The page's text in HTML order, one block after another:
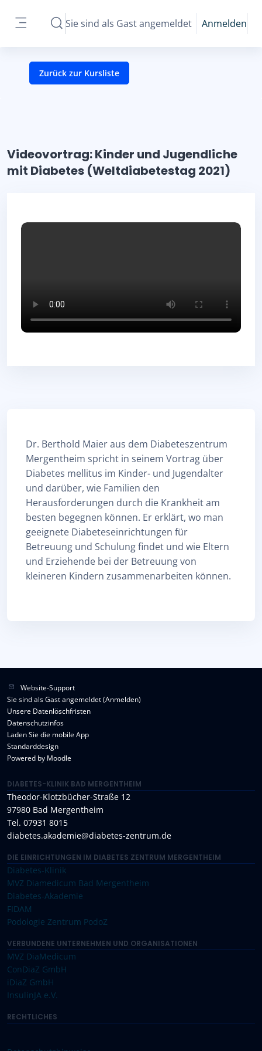
Website-Übersicht
Sucheingabe umschalten
Sie sind als Gast angemeldet Anmelden
Zurück zur Kursliste
Videovortrag: Kinder und Jugendliche
mit Diabetes (Weltdiabetestag 2021)
Dr. Berthold Maier aus dem Diabeteszentrum
Mergentheim spricht in seinem Vortrag über
Diabetes mellitus im Kinder- und Jugendalter
und darüber, wie Familien den
Herausforderungen durch die Krankheit am
besten begegnen können. Er erklärt, wo man
geeignete Diabeteseinrichtungen für
Betreuung und Schulung findet und wie Eltern
und Erziehende bei der Betreuung von
kleineren Kindern zusammenarbeiten können.
Website-Support
Sie sind als Gast angemeldet (Anmelden)
Unsere Datenlöschfristen
Datenschutzinfos
Laden Sie die mobile App
Standarddesign
Powered by Moodle
DIABETES-KLINIK BAD MERGENTHEIM
Theodor-Klotzbücher-Straße 12
97980 Bad Mergentheim
Tel. 07931 8015
diabetes.akademie@diabetes-zentrum.de
DIE EINRICHTUNGEN IM DIABETES ZENTRUM MERGENTHEIM
Diabetes-Klinik
MVZ Diamedicum Bad Mergentheim
Diabetes-Akademie
FIDAM
Podologie Zentrum PodoZ
VERBUNDENE UNTERNEHMEN UND ORGANISATIONEN
MVZ DiaMedicum
ConDiaZ GmbH
iDiaZ GmbH
InsulinJA e.V.
RECHTLICHES